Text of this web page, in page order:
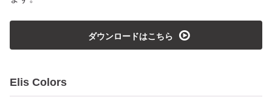
ダウンロードはこちら playmedia
Elis Colors